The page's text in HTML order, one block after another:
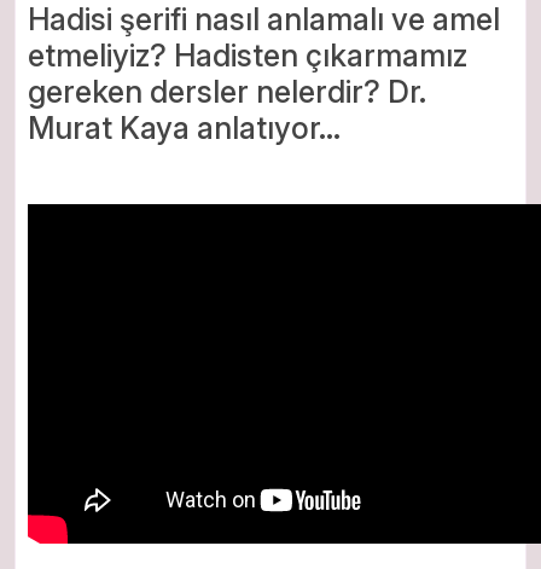
Hadisi şerifi nasıl anlamalı ve amel
etmeliyiz? Hadisten çıkarmamız
gereken dersler nelerdir? Dr.
Murat Kaya anlatıyor…